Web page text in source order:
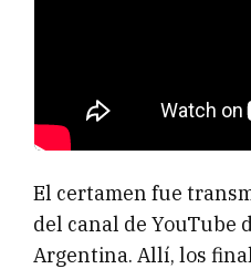
El certamen fue
del canal de YouTube
Argentina. Allí, los